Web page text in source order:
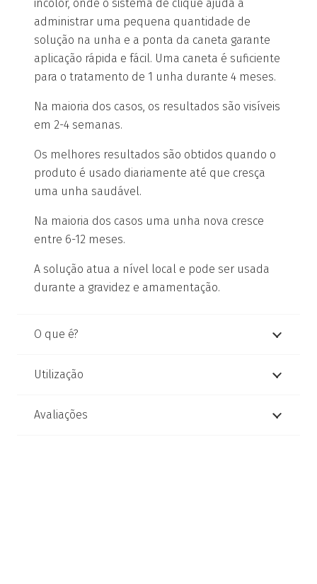
incolor, onde o sistema de clique ajuda a
administrar uma pequena quantidade de
solução na unha e a ponta da caneta garante
aplicação rápida e fácil. Uma caneta é suficiente
para o tratamento de 1 unha durante 4 meses.
Na maioria dos casos, os resultados são visíveis
em 2-4 semanas.
Os melhores resultados são obtidos quando o
produto é usado diariamente até que cresça
uma unha saudável.
Na maioria dos casos uma unha nova cresce
entre 6-12 meses.
A solução atua a nível local e pode ser usada
durante a gravidez e amamentação.
O que é?
Utilização
Avaliações